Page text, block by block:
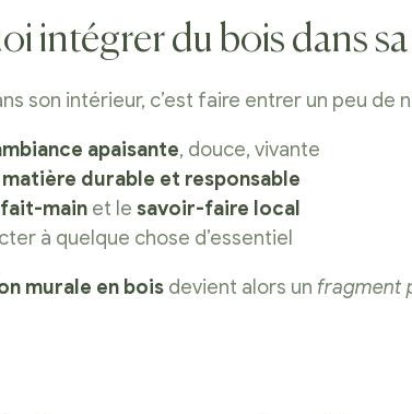
intégrer du bois dans
son intérieur, c’est faire entrer un peu de
apaisante, douce, vivante
matière durable et responsable
fait-main et le savoir-faire local
à quelque chose d’essentiel
murale en bois devient alors un fragment